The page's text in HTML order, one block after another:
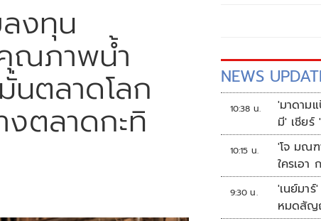
ลงทุน
ณภาพน้ำ
นตลาดโลก
ตลาดกะทิ
NEWS
10:38 น.
'มาดาม
มี' เชีย
อาเซียน
10:15 น.
'โจ มณฑ
ใครเอา
แดง ก็ยั
9:30 น.
'เนย์มา
หมดสัญ